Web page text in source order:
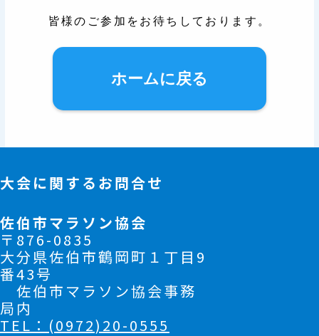
皆様のご参加をお待ちしております。
ホームに戻る
大会に関するお問合せ
佐伯市マラソン協会
〒876-0835
大分県佐伯市鶴岡町１丁目9
番43号
佐伯市マラソン協会事務
局内
TEL：(0972)20-0555